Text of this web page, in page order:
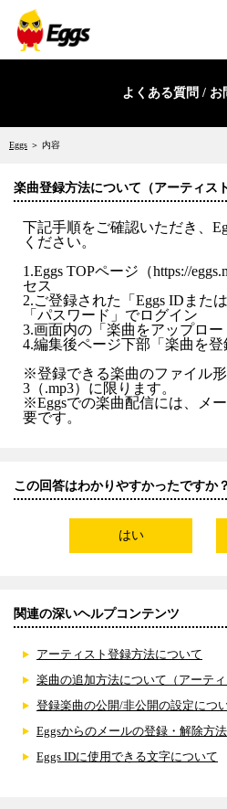
よくある質問 / お
Eggs ＞ 内容
楽曲登録方法について（アーティスト
下記手順をご確認いただき、
ください。
1.Eggs TOPページ（https://
セス
2.ご登録された「Eggs IDまた
「パスワード」でログイン
3.画面内の「楽曲をアップロ
4.編集後ページ下部「楽曲を
※登録できる楽曲のファイル
3（.mp3）に限ります。
※Eggsでの楽曲配信には、メ
要です。
この回答はわかりやすかったですか？
はい
関連の深いヘルプコンテンツ
アーティスト登録方法について
楽曲の追加方法について（アーティ
登録楽曲の公開/非公開の設定につ
Eggsからのメールの登録・解除方法
Eggs IDに使用できる文字について